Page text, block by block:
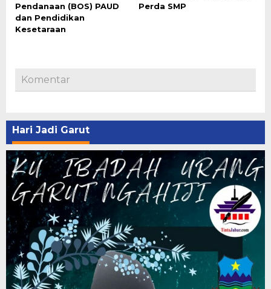
Pendanaan (BOS) PAUD
dan Pendidikan
Kesetaraan
Perda SMP
Komentar
Hari Jadi Garut